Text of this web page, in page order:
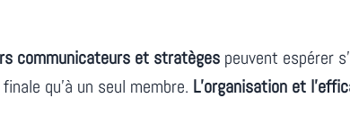
communicateurs et stratèges peuvent espérer
qu’à un seul membre. L’organisation et